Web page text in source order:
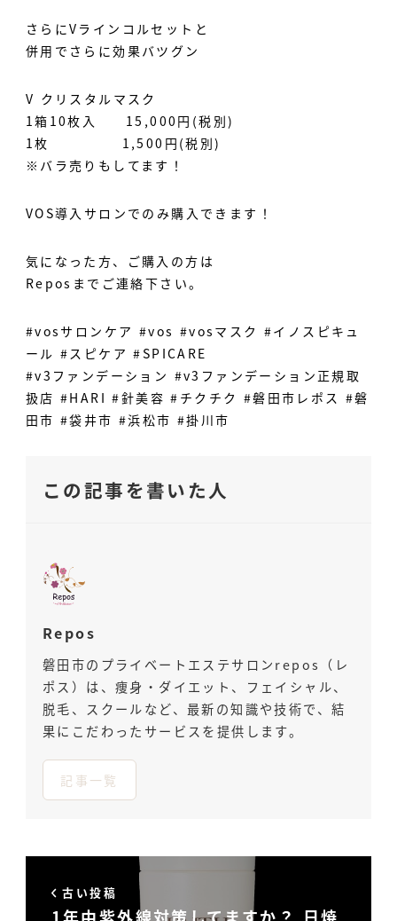
さらにVラインコルセットと
併用でさらに効果バツグン️
V クリスタルマスク
1箱10枚入 15,000円(税別)
1枚 1,500円(税別)
※バラ売りもしてます！
VOS導入サロンでのみ購入できます！
気になった方、ご購入の方は
Reposまでご連絡下さい。
#vosサロンケア #vos #vosマスク #イノスピキュ
ール #スピケア #SPICARE
#v3ファンデーション #v3ファンデーション正規取
扱店 #HARI #針美容 #チクチク #磐田市レポス #磐
田市 #袋井市 #浜松市 #掛川市
この記事を書いた人
Repos
磐田市のプライベートエステサロンrepos（レ
ポス）は、痩身・ダイエット、フェイシャル、
脱毛、スクールなど、最新の知識や技術で、結
果にこだわったサービスを提供します。
記事一覧
古い投稿